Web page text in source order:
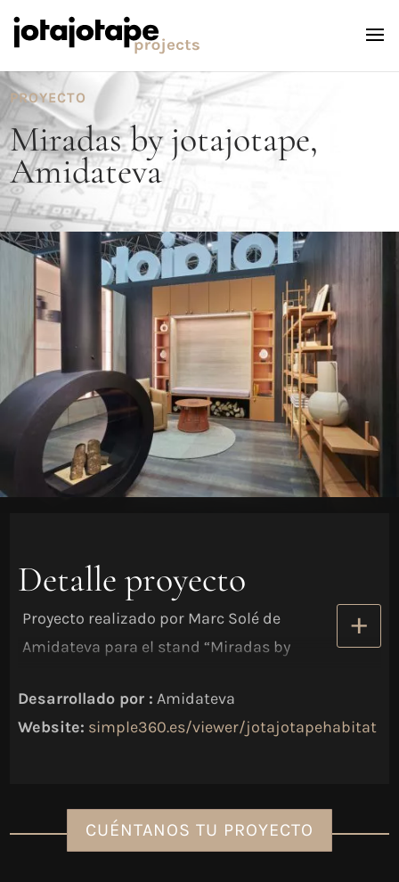
PROYECTO
Miradas by jotajotape,
Amidateva
Detalle proyecto
Proyecto realizado por Marc Solé de
Amidateva para el stand “Miradas by
2024
Desarrollado por : Amidateva
Website: simple360.es/viewer/jotajotapehabitat
CUÉNTANOS TU PROYECTO